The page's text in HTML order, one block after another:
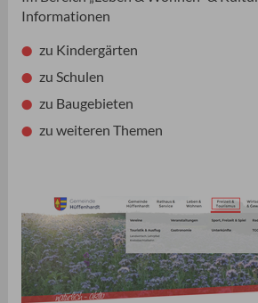
Informationen
zu Kindergärten
zu Schulen
zu Baugebieten
zu weiteren Themen